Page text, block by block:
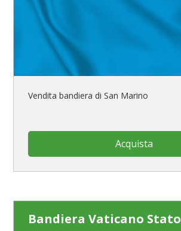
Vendita bandiera di San Marino
Acquista
Bandiera Vaticano Stato